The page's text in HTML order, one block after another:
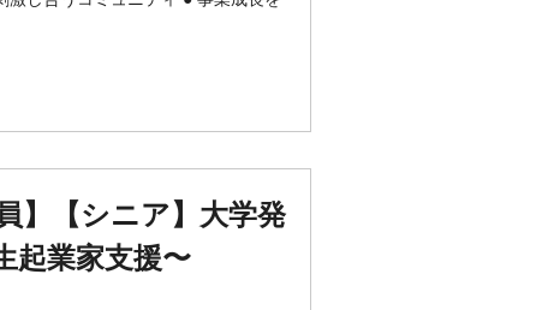
】【シニア】大学発
起業家支援〜